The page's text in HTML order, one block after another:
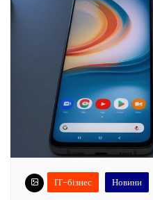
ІТ-бізнес Новини